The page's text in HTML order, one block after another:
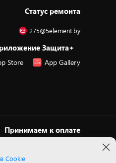
Статус ремонта
275@5element.by
Защита+
Store App Gallery
Принимаем к оплате
Cookie